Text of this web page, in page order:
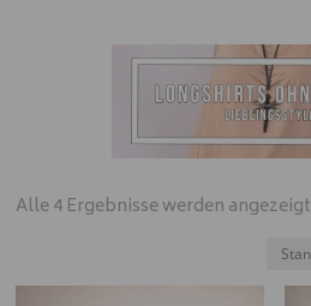
Alle 4 Ergebnisse werden angezeigt